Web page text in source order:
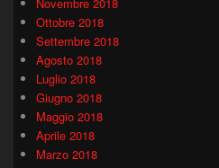
Novembre 2018
Ottobre 2018
Settembre 2018
Agosto 2018
Luglio 2018
Giugno 2018
Maggio 2018
Aprile 2018
Marzo 2018